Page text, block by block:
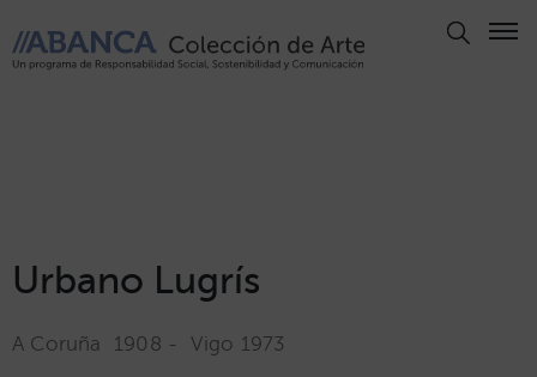
Urbano Lugrís
A Coruña 1908 - Vigo 1973
Politica
de
Cookies